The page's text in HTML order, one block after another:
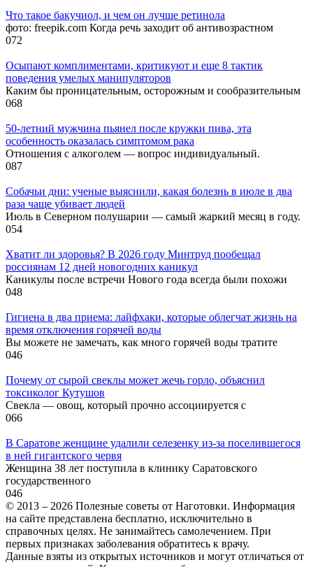
Что такое бакучиол, и чем он лучше ретинола
фото: freepik.com Когда речь заходит об антивозрастном
072
Осыпают комплиментами, критикуют и еще 8 тактик
поведения умелых манипуляторов
Каким бы проницательным, осторожным и сообразительным
068
50-летний мужчина пьянел после кружки пива, эта
особенность оказалась симптомом рака
Отношения с алкоголем — вопрос индивидуальный.
087
Собачьи дни: ученые выяснили, какая болезнь в июле в два
раза чаще убивает людей
Июль в Северном полушарии — самый жаркий месяц в году.
054
Хватит ли здоровья? В 2026 году Минтруд пообещал
россиянам 12 дней новогодних каникул
Каникулы после встречи Нового года всегда были похожи
048
Гигиена в два приема: лайфхаки, которые облегчат жизнь на
время отключения горячей воды
Вы можете не замечать, как много горячей воды тратите
046
Почему от сырой свеклы может жечь горло, объяснил
токсиколог Кутушов
Свекла — овощ, который прочно ассоциируется с
066
В Саратове женщине удалили селезенку из-за поселившегося
в ней гигантского червя
Женщина 38 лет поступила в клинику Саратовского
государственного
046
© 2013 – 2026 Полезные советы от Наготовки. Информация
на сайте представлена бесплатно, исключительно в
справочных целях. Не занимайтесь самолечением. При
первых признаках заболевания обратитесь к врачу.
Данные взяты из открытых источников и могут отличаться от